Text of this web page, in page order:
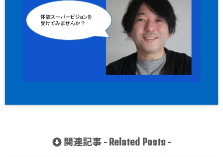
関連記事 - Related Posts-